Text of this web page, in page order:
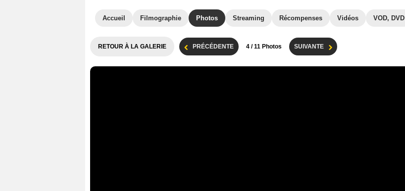
Accueil Filmographie Photos Streaming Récompenses Vidéos VOD, DVD
RETOUR À LA GALERIE PRÉCÉDENTE 4 / 11 Photos SUIVANTE